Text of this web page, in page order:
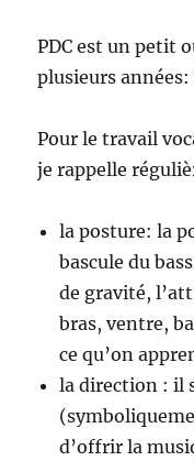
PDC est un petit
plusieurs
Pour le travail
je rappelle
la posture: la
bascule du
de gravité,
bras, ventre,
ce qu’on
la direction : il
d’offrir la